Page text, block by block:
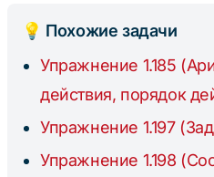
💡 Похожие задачи
Упражнение 1.185
действия, порядок
Упражнение 1.197
Упражнение 1.198